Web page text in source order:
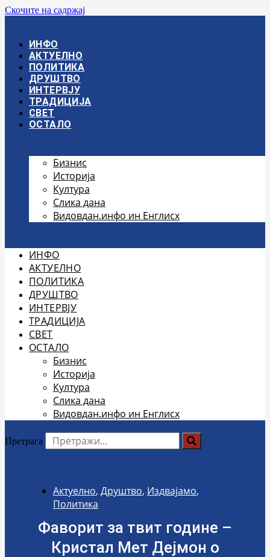
Скочите на садржај
ИНФО
АКТУЕЛНО
ПОЛИТИКА
ДРУШТВО
ИНТЕРВЈУ
ТРАДИЦИЈА
СВЕТ
ОСТАЛО
Бизнис
Историја
Култура
Слика дана
Видовдан.инфо ин Енглисх
ИНФО
АКТУЕЛНО
ПОЛИТИКА
ДРУШТВО
ИНТЕРВЈУ
ТРАДИЦИЈА
СВЕТ
ОСТАЛО
Бизнис
Историја
Култура
Слика дана
Видовдан.инфо ин Енглисх
Претрага
Актуелно, Друштво, Издвајамо,
Политика
Фаворит за твит године –
Кристал Мет Дејмон о